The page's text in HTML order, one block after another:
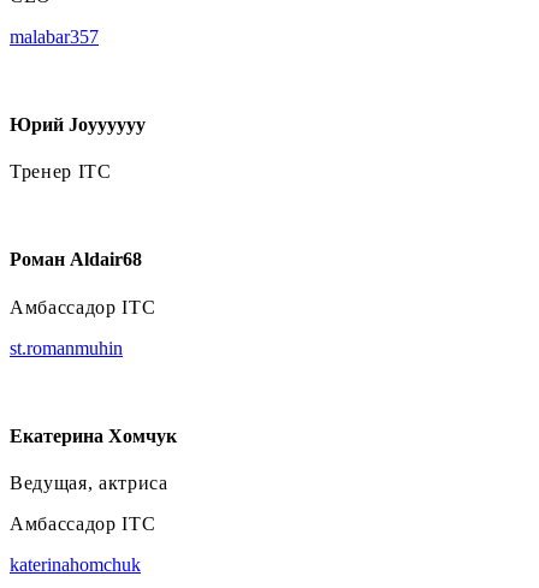
malabar357
Юрий Joyyyyyy
Тренер ITC
Роман Aldair68
Амбассадор ITC
st.romanmuhin
Екатерина Хомчук
Ведущая, актриса
Амбассадор ITC
katerinahomchuk